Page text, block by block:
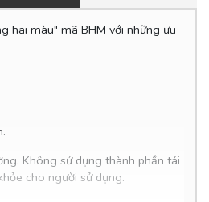
hai màu" mã BHM với những ưu
Không sử dụng thành phần tái
cho người sử dụng.